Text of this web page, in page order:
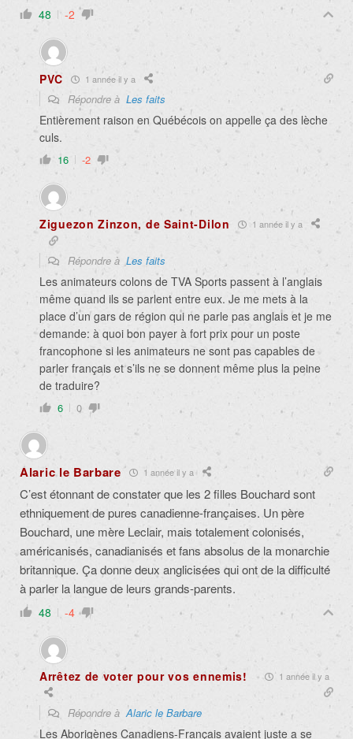
48 -2
PVC 1 année il y a
Répondre à Les faits
Entièrement raison en Québécois on appelle ça des lèche
culs.
16 -2
Ziguezon Zinzon, de Saint-Dilon 1 année il y a
Répondre à Les faits
Les animateurs colons de TVA Sports passent à l’anglais
même quand ils se parlent entre eux. Je me mets à la
place d’un gars de région qui ne parle pas anglais et je me
demande: à quoi bon payer à fort prix pour un poste
francophone si les animateurs ne sont pas capables de
parler français et s’ils ne se donnent même plus la peine
de traduire?
6 0
Alaric le Barbare 1 année il y a
C’est étonnant de constater que les 2 filles Bouchard sont
ethniquement de pures canadienne-françaises. Un père
Bouchard, une mère Leclair, mais totalement colonisés,
américanisés, canadianisés et fans absolus de la monarchie
britannique. Ça donne deux anglicisées qui ont de la difficulté
à parler la langue de leurs grands-parents.
48 -4
Arrêtez de voter pour vos ennemis! 1 année il y a
Répondre àAlaric le Barbare
Les Aborigènes Canadiens-Français avaient juste a se